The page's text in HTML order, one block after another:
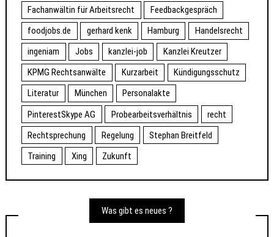
Fachanwältin für Arbeitsrecht
Feedbackgespräch
foodjobs.de
gerhard kenk Hamburg
Handelsrecht
ingeniam
Jobs kanzlei-job
Kanzlei Kreutzer
KPMG Rechtsanwälte
Kurzarbeit
Kündigungsschutz
Literatur
München
Personalakte
PinterestSkype AG
Probearbeitsverhältnis
recht
Rechtsprechung
Regelung
Stephan Breitfeld
Training
Xing Zukunft
Was gibt es neues ?